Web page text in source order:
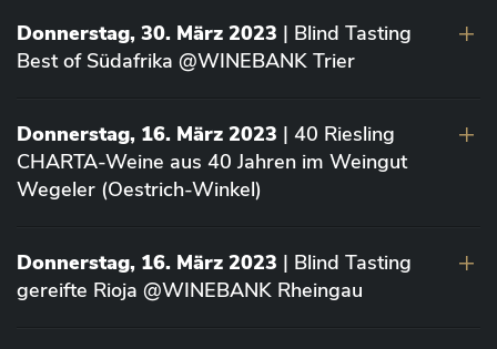
Donnerstag, 30. März 2023 | Blind Tasting
Best of Südafrika @WINEBANK Trier
Donnerstag, 16. März 2023 | 40 Riesling
CHARTA-Weine aus 40 Jahren im Weingut
Wegeler (Oestrich-Winkel)
Donnerstag, 16. März 2023 | Blind Tasting
gereifte Rioja @WINEBANK Rheingau